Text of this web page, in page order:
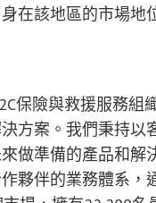
在該地區的市場地
保險與救援服務
方案。我們秉持
做準備的產品和
夥伴的業務體系